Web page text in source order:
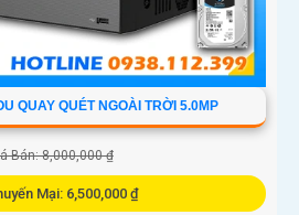
QUAY QUÉT NGOÀI TRỜI 5.0MP
Bán: 8,000,000 ₫
Mại: 6,500,000 ₫